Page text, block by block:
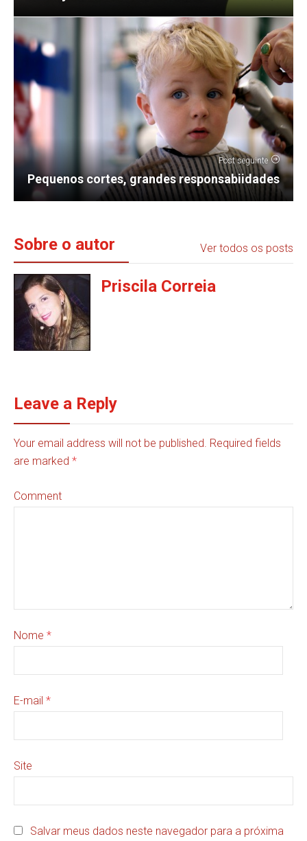
Post seguinte
Pequenos cortes, grandes responsabiidades
Sobre o autor Ver todos os posts
Priscila Correia
Leave a Reply
Your email address will not be published. Required fields
are marked *
Comment
Nome *
E-mail *
Site
Salvar meus dados neste navegador para a próxima